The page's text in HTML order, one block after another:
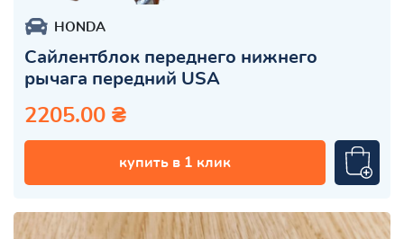
HONDA
Сайлентблок переднего нижнего
рычага передний USA
2205.00 ₴
купить в 1 клик